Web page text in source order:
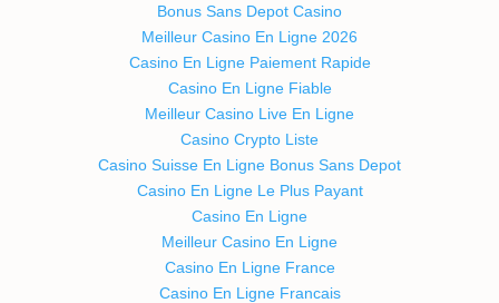
Bonus Sans Depot Casino
Meilleur Casino En Ligne 2026
Casino En Ligne Paiement Rapide
Casino En Ligne Fiable
Meilleur Casino Live En Ligne
Casino Crypto Liste
Casino Suisse En Ligne Bonus Sans Depot
Casino En Ligne Le Plus Payant
Casino En Ligne
Meilleur Casino En Ligne
Casino En Ligne France
Casino En Ligne Francais